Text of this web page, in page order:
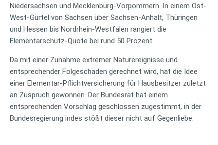
Niedersachsen und Mecklenburg-Vorpommern. In einem Ost-
West-Gürtel von Sachsen über Sachsen-Anhalt, Thüringen
und Hessen bis Nordrhein-Westfalen rangiert die
Elementarschutz-Quote bei rund 50 Prozent.
Da mit einer Zunahme extremer Naturereignisse und
entsprechender Folgeschäden gerechnet wird, hat die Idee
einer Elementar-Pflichtversicherung für Hausbesitzer zuletzt
an Zuspruch gewonnen. Der Bundesrat hat einem
entsprechenden Vorschlag geschlossen zugestimmt, in der
Bundesregierung indes stößt dieser nicht auf Gegenliebe.